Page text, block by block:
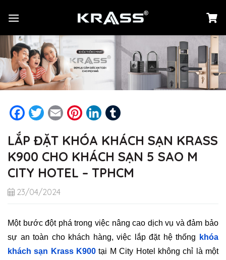
đến
dung
Facebook
TwitterEmail PinterestLinkedIn
LẮP ĐẶT KHÓA KHÁCH SẠN KRASS
K900 CHO KHÁCH SẠN 5 SAO M
CITY HOTEL – TPHCM
23/04/2024
Một bước đột phá trong việc nâng cao dịch vụ và đảm bảo
sự an toàn cho khách hàng, việc lắp đặt hệ thống
khóa
khách sạn Krass K900 tại M City Hotel không chỉ là một